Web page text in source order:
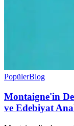
PopülerBlog
Montaigne'in
ve Edebiyat